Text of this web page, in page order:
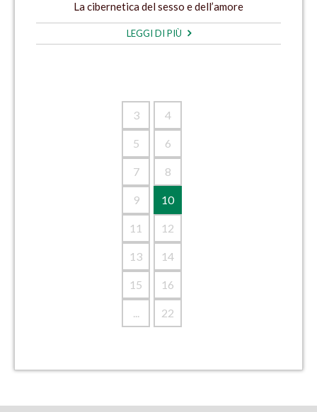
La cibernetica del sesso e dell’amore
LEGGI DI PIÙ
3 4
5 6
7 8
9 10
11 12
13 14
15 16
... 22